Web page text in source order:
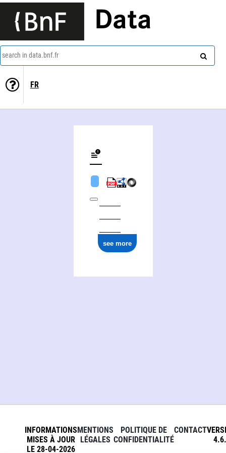
Data
search in data.bnf.fr
FR
see more
INFORMATIONS
MISES À JOUR
LE 28-04-2026
MENTIONS
LÉGALES
POLITIQUE DE
CONFIDENTIALITÉ
CONTACT